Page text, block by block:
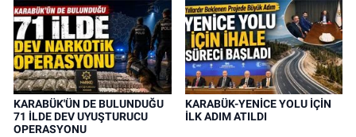
KARABÜK'ÜN DE BULUNDUĞU
71 İLDE DEV UYUŞTURUCU
OPERASYONU
KARABÜK-YENİCE YOLU İÇİN
İLK ADIM ATILDI